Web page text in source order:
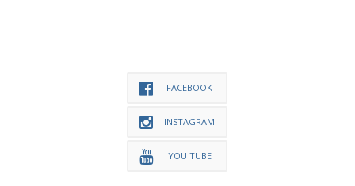
FACEBOOK
INSTAGRAM
YOU TUBE